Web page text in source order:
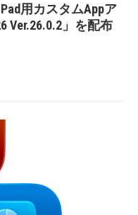
用カスタムAppア
Ver.26.0.2」を配布